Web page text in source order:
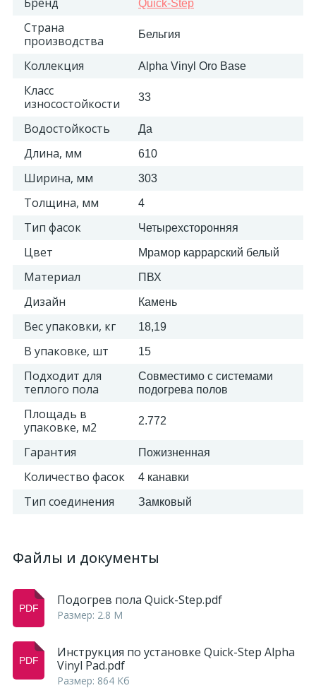
Quick-Step
Страна
производства
Бельгия
Коллекция Alpha Vinyl Oro Base
Класс
износостойкости
33
Водостойкость Да
Длина, мм 610
Ширина, мм 303
Толщина, мм 4
Тип фасок Четырехсторонняя
Цвет Мрамор каррарский белый
Материал ПВХ
Дизайн Камень
Вес упаковки, кг 18,19
В упаковке, шт 15
Подходит для
теплого пола
Совместимо с системами
подогрева полов
Площадь в
упаковке, м2
2.772
Гарантия Пожизненная
Количество фасок 4 канавки
Тип соединения Замковый
Файлы и документы
Подогрев пола Quick-Step.pdf
Размер: 2.8 M
Инструкция по установке Quick-Step Alpha
Vinyl Pad.pdf
Размер: 864 Кб
Уголки
Карнизы цветные
Молдинги цветные
Плинтусы цветные
Пилястры цветные
Уголки цветные